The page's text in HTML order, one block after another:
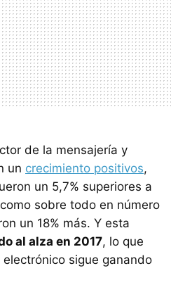
de la mensajería y
un crecimiento positivos,
un 5,7% superiores a
sobre todo en número
un 18% más. Y esta
al alza en 2017, lo que
sigue ganando